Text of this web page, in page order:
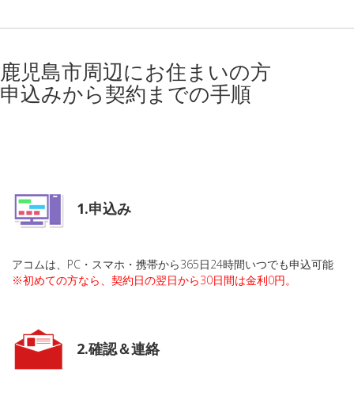
鹿児島市周辺にお住まいの方
申込みから契約までの手順
1.申込み
アコムは、PC・スマホ・携帯から365日24時間いつでも申込可能
※初めての方なら、契約日の翌日から30日間は金利0円。
2.確認＆連絡